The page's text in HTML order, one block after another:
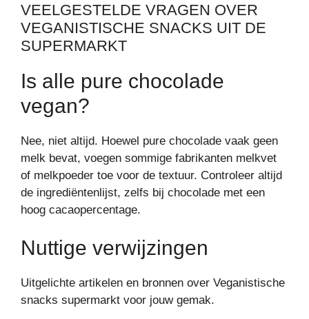
VEELGESTELDE VRAGEN OVER
VEGANISTISCHE SNACKS UIT DE
SUPERMARKT
Is alle pure chocolade
vegan?
Nee, niet altijd. Hoewel pure chocolade vaak geen
melk bevat, voegen sommige fabrikanten melkvet
of melkpoeder toe voor de textuur. Controleer altijd
de ingrediëntenlijst, zelfs bij chocolade met een
hoog cacaopercentage.
Nuttige verwijzingen
Uitgelichte artikelen en bronnen over Veganistische
snacks supermarkt voor jouw gemak.